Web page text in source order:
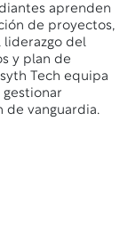
aprenden
de proyectos,
liderazgo del
y plan de
Tech equipa
gestionar
de vanguardia.